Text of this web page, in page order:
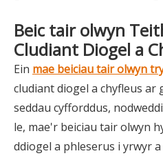
Beic tair olwyn
Cludiant Diogel a
Ein mae beiciau tair olwyn
cludiant diogel a chyfleus ar
seddau cyfforddus,
le, mae'r beiciau tair olwyn
ddiogel a phleserus i yrwyr